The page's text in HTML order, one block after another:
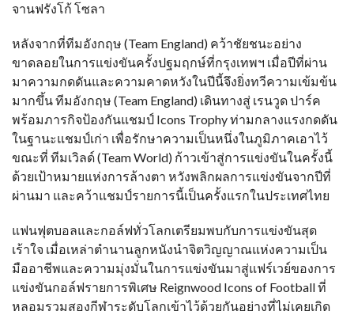
จานฟรังโก้ โซลา
หลังจากที่ทีมอังกฤษ (Team England) คว้าชัยชนะอย่าง
ขาดลอยในการแข่งขันครั้งปฐมฤกษ์ที่กรุงเทพฯ เมื่อปีที่ผ่าน
มาความกดดันและความคาดหวังในปีนี้จึงยิ่งทวีความเข้มข้น
มากขึ้น ทีมอังกฤษ (Team England) เดินทางสู่ เรนวูด ปาร์ค
พร้อมภารกิจป้องกันแชมป์ Icons Trophy ท่ามกลางแรงกดดัน
ในฐานะแชมป์เก่า เพื่อรักษาความเป็นหนึ่งในภูมิภาคเอาไว้
ขณะที่ ทีมเวิลด์ (Team World) ก้าวเข้าสู่การแข่งขันในครั้งนี้
ด้วยเป้าหมายแห่งการล้างตา หวังพลิกผลการแข่งขันจากปีที่
ผ่านมา และคว้าแชมป์รายการนี้เป็นครั้งแรกในประเทศไทย
แฟนฟุตบอลและกอล์ฟทั่วโลกเตรียมพบกับการแข่งขันสุด
เร้าใจ เมื่อเหล่าตำนานลูกหนังนำจิตวิญญาณแห่งความเป็น
มืออาชีพและความมุ่งมั่นในการแข่งขันมาสู่แฟร์เวย์ของการ
แข่งขันกอล์ฟรายการพิเศษ Reignwood Icons of Football ที่
หลอมรวมสองกีฬาระดับโลกเข้าไว้ด้วยกันอย่างที่ไม่เคยเกิด